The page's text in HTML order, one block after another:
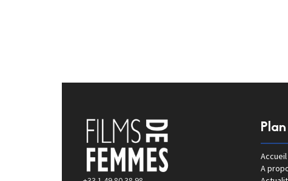
Accueil
A